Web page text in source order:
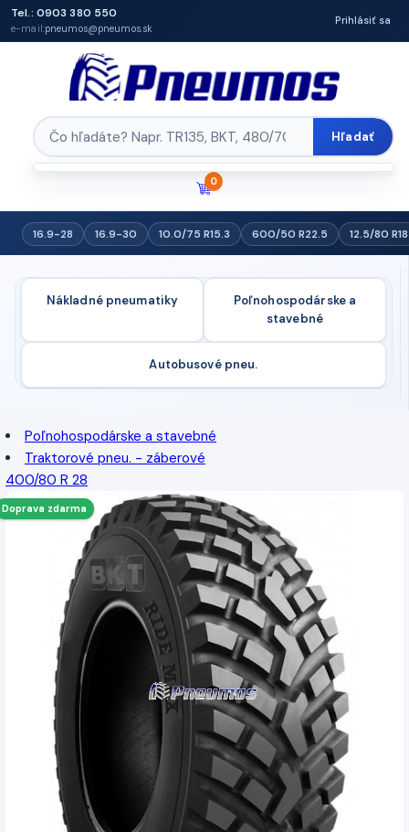
Tel.: 0903 380 550
e-mail:pneumos@pneumos.sk
Prihlásiť sa
Hľadať
0
16.9-28 16.9-30 10.0/75 R15.3 600/50 R22.5 12.5/80 R18
Nákladné pneumatiky
Poľnohospodárske a
stavebné
Autobusové pneu.
Poľnohospodárske a stavebné
Traktorové pneu. - záberové
400/80 R 28
Doprava zdarma